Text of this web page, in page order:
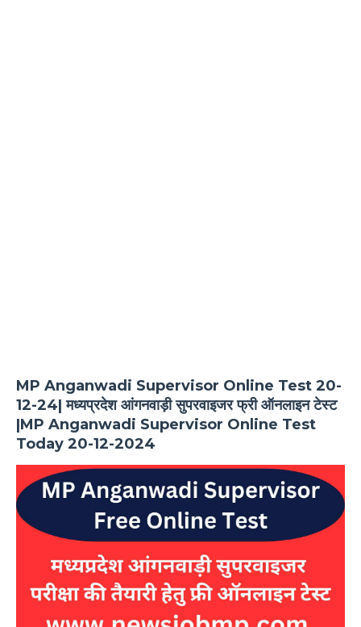
MP Anganwadi Supervisor Online Test 20-
12-24| मध्यप्रदेश आंगनवाड़ी सुपरवाइजर फ्री ऑनलाइन टेस्ट
|MP Anganwadi Supervisor Online Test
Today 20-12-2024